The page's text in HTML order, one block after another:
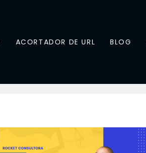
ACORTADOR DE URL BLOG